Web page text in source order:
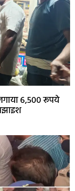
6,500 रूपये